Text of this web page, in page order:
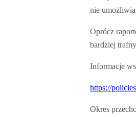
nie
Oprócz
bardziej
Informacje
https://
Okres